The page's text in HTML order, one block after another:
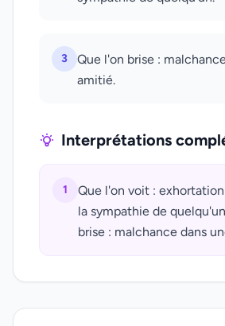
3
Que l'on brise :
amitié.
Interprétations
1
Que l'on voit :
la sympathie de
brise : malchance dans